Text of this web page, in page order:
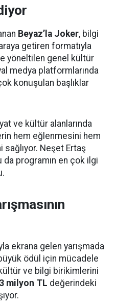
Beyaz’la Joker, bilgi
getiren formatıyla
yöneltilen genel kültür
medya platformlarında
konuşulan başlıklar
ve kültür alanlarında
hem eğlenmesini hem
Neşet Ertaş
da programın en çok ilgi
ekrana gelen yarışmada
ödül için mücadele
ve bilgi birikimlerini
3 milyon TL değerindeki